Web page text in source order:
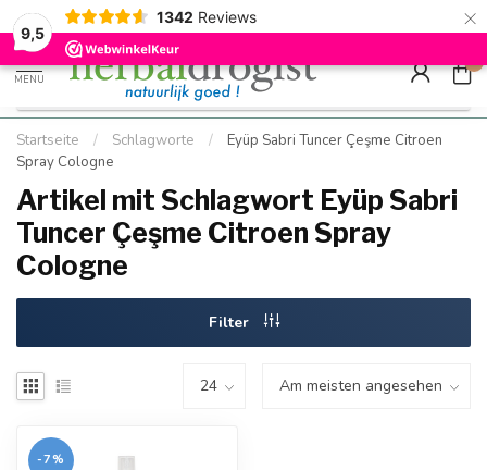
9,5
1342 Reviews ×
Kostenloser DE-Versand ab Mindestbestellwert |
Schnell geliefert
Minimum
Hızlı
MENU
0
Startseite / Schlagworte /
Eyüp Sabri Tuncer Çeşme Citroen
Spray Cologne
Artikel mit Schlagwort Eyüp Sabri
Tuncer Çeşme Citroen Spray
Cologne
Filter
-7%